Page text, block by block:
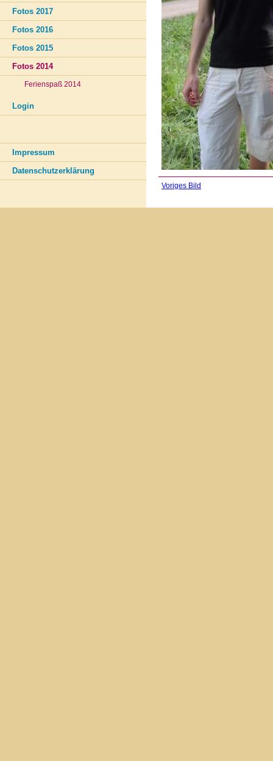
Fotos 2017
Fotos 2016
Fotos 2015
Fotos 2014
Ferienspaß 2014
Login
Impressum
Datenschutzerklärung
Voriges Bild